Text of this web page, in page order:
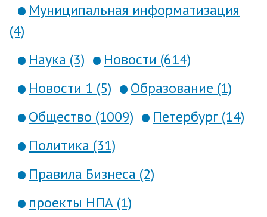
Муниципальная информатизация
(4)
Наука (3)
Новости (614)
Новости 1 (5)
Образование (1)
Общество (1009)
Петербург (14)
Политика (31)
Правила Бизнеса (2)
проекты НПА (1)